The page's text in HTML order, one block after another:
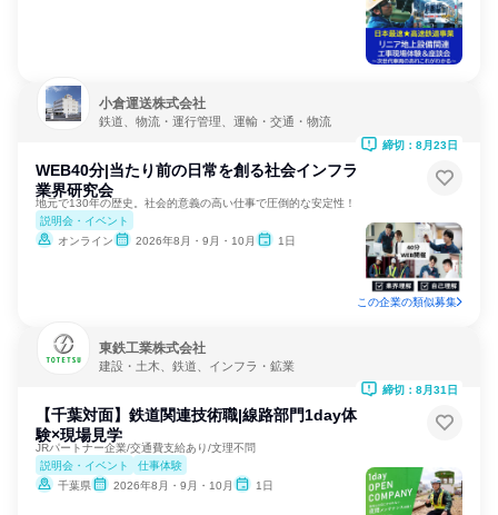
小倉運送株式会社
鉄道、物流・運行管理、運輸・交通・物流
WEB40分|当たり前の日常を創る社会インフラ
業界研究会
地元で130年の歴史。社会的意義の高い仕事で圧倒的な安定性！
説明会・イベント
オンライン
2026年8月・9月・10月 1日
締切：8月23日
この企業の類似募集
東鉄工業株式会社
建設・土木、鉄道、インフラ・鉱業
【千葉対面】鉄道関連技術職|線路部門1day体
験×現場見学
JRパートナー企業/交通費支給あり/文理不問
説明会・イベント
仕事体験
千葉県
2026年8月・9月・10月 1日
締切：8月31日